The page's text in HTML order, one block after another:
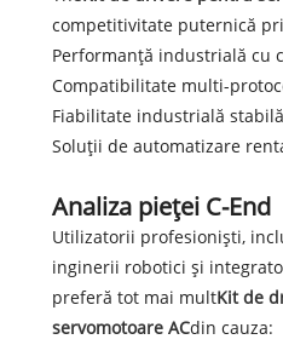
competitivitate puternică
Performanță industrială cu
Compatibilitate multi-
Fiabilitate industrială stabilă
Soluții de automatizare
Analiza pieței C-End
Utilizatorii profesioniști,
inginerii robotici și
preferă tot mai multKit de
servomotoare ACdin cauza: